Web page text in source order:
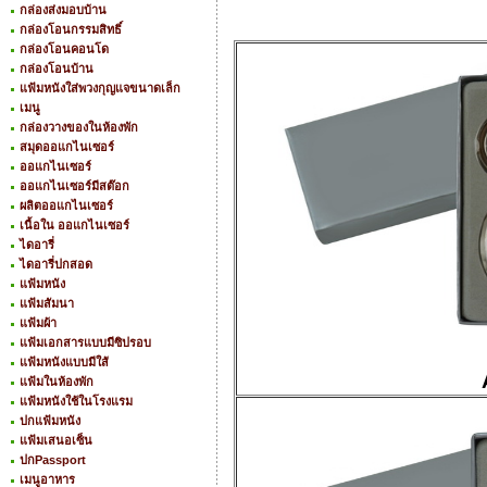
กล่องส่งมอบบ้าน
กล่องโอนกรรมสิทธิ์
กล่องโอนคอนโด
กล่องโอนบ้าน
แฟ้มหนังใส่พวงกุญแจขนาดเล็ก
เมนู
กล่องวางของในห้องพัก
สมุดออแกไนเซอร์
ออแกไนเซอร์
ออแกไนเซอร์มีสต๊อก
ผลิตออแกไนเซอร์
เนื้อใน ออแกไนเซอร์
ไดอารี่
ไดอารี่ปกสอด
แฟ้มหนัง
แฟ้มสัมนา
แฟ้มผ้า
แฟ้มเอกสารแบบมีซิปรอบ
แฟ้มหนังแบบมีใส้
แฟ้มในห้องพัก
แฟ้มหนังใช้ในโรงแรม
ปกแฟ้มหนัง
แฟ้มเสนอเซ็น
ปกPassport
เมนูอาหาร